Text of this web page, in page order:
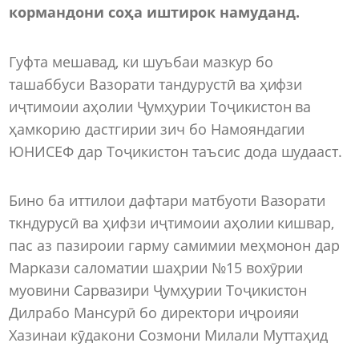
кормандони соҳа иштирок намуданд.
Гуфта мешавад, ки шуъбаи мазкур бо
ташаббуси Вазорати тандурустӣ ва ҳифзи
иҷтимоии аҳолии Ҷумҳурии Тоҷикистон ва
ҳамкорию дастгирии зич бо Намояндагии
ЮНИСЕФ дар Тоҷикистон таъсис дода шудааст.
Бино ба иттилои дафтари матбуоти Вазорати
ткндурусӣ ва ҳифзи иҷтимоии аҳолии кишвар,
пас аз пазироии гарму самимии меҳмонон дар
Маркази саломатии шаҳрии №15 вохӯрии
муовини Сарвазири Ҷумҳурии Тоҷикистон
Дилрабо Мансурӣ бо директори иҷроияи
Хазинаи кӯдакони Созмони Милали Муттаҳид